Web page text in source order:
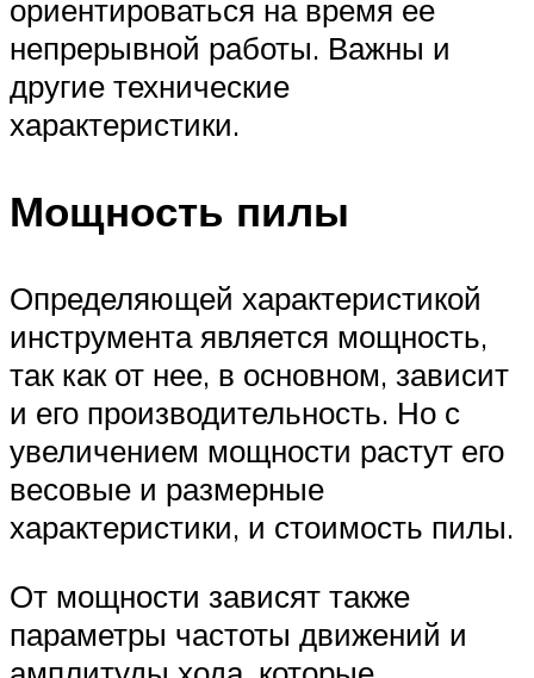
ориентироваться на время ее
непрерывной работы. Важны и
другие технические
характеристики.
Мощность пилы
Определяющей характеристикой
инструмента является мощность,
так как от нее, в основном, зависит
и его производительность. Но с
увеличением мощности растут его
весовые и размерные
характеристики, и стоимость пилы.
От мощности зависят также
параметры частоты движений и